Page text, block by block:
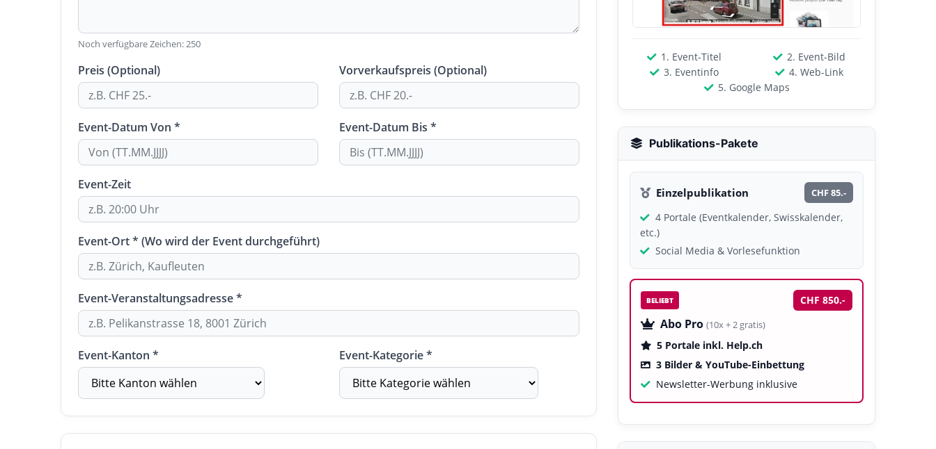
Noch verfügbare Zeichen:250
Preis (Optional) Vorverkaufspreis (Optional)
Event-Datum Von * Event-Datum Bis *
Event-Zeit
Event-Ort * (Wo wird der Event durchgeführt)
Event-Veranstaltungsadresse *
Event-Kanton * Event-Kategorie *
1. Event-Titel
2. Event-Bild
3. Eventinfo
4. Web-Link
5. Google Maps
Publikations-Pakete
Einzelpublikation CHF 85.-
4 Portale (Eventkalender, Swisskalender,
etc.)
Social Media & Vorlesefunktion
BELIEBT CHF 850.-
Abo Pro (10x + 2 gratis)
5 Portale inkl. Help.ch
3 Bilder & YouTube-Einbettung
Newsletter-Werbung inklusive